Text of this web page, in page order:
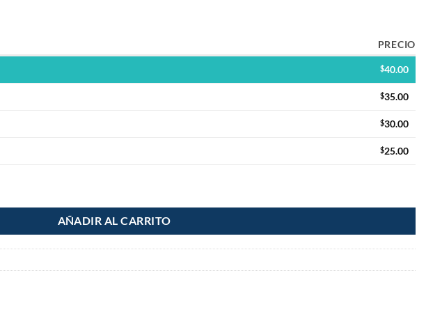
PRECIO
$40.00
$35.00
$30.00
$25.00
AÑADIR AL CARRITO